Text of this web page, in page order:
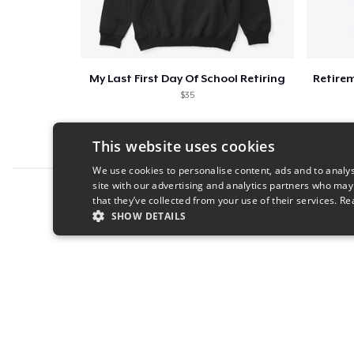
My Last First Day Of School Retiring
$35
Report this product
This website uses cookies
We use cookies to personalise content, ads and to
site with our advertising and analytics partners who
that they’ve collected from your use of their services.
SHOW DETAILS